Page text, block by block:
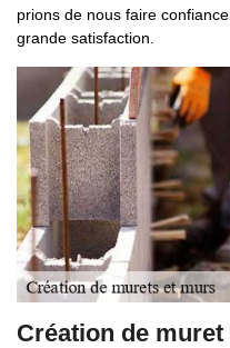
prions de nous faire
grande satisfaction.
Création de